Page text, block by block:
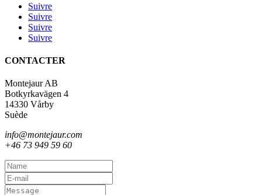
Suivre
Suivre
Suivre
Suivre
CONTACTER
Montejaur AB
Botkyrkavägen 4
14330 Vårby
Suède
info@montejaur.com
+46 73 949 59 60
Name
E-
mail
Message